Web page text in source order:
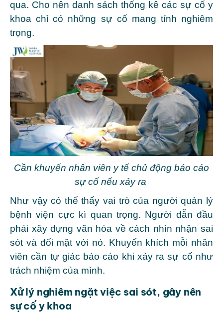
qua. Cho nên danh sách thống kê các sự cố y
khoa chỉ có những sự cố mang tính nghiêm
trọng.
Cần khuyến nhân viên y tế chủ động báo cáo
sự cố nếu xảy ra
Như vậy có thể thấy vai trò của người quản lý
bệnh viện cực kì quan trọng. Người dẫn đầu
phải xây dựng văn hóa về cách nhìn nhận sai
sót và đối mặt với nó. Khuyến khích mỗi nhân
viên cần tự giác báo cáo khi xảy ra sự cố như
trách nhiệm của mình.
Xử lý nghiêm ngặt việc sai sót, gây nên
sự cố y khoa